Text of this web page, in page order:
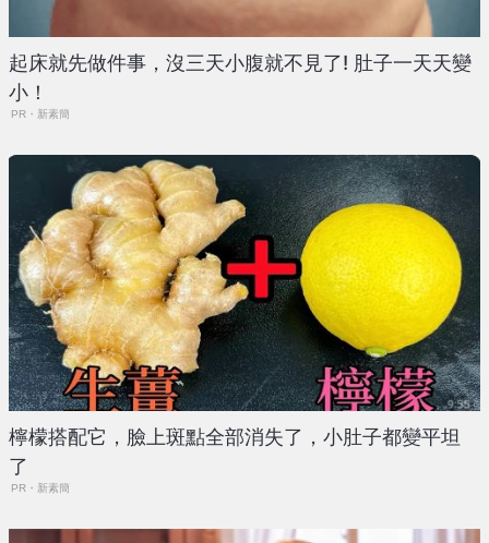
起床就先做件事，沒三天小腹就不見了! 肚子一天天變
小！
PR・新素簡
檸檬搭配它，臉上斑點全部消失了，小肚子都變平坦
了
PR・新素簡